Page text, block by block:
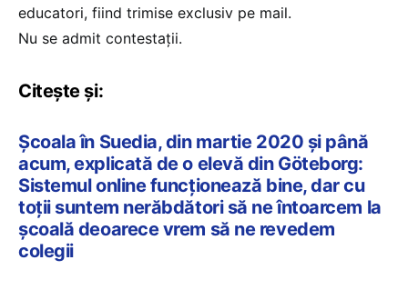
educatori, fiind trimise exclusiv pe mail.
Nu se admit contestații.
Citește și:
Școala în Suedia, din martie 2020 și până
acum, explicată de o elevă din Göteborg:
Sistemul online funcționează bine, dar cu
toții suntem nerăbdători să ne întoarcem la
școală deoarece vrem să ne revedem
colegii